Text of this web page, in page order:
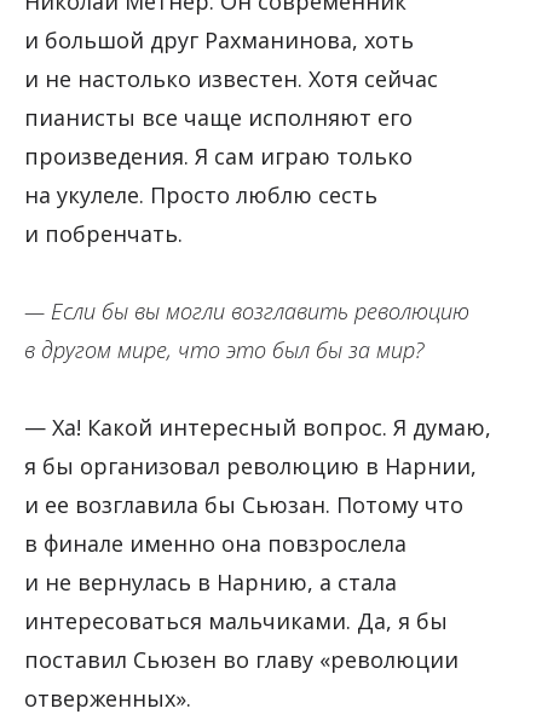
и большой друг Рахманинова, хоть
и не настолько известен. Хотя сейчас
пианисты все чаще исполняют его
произведения. Я сам играю только
на укулеле. Просто люблю сесть
и побренчать.
— Если бы вы могли возглавить революцию
в другом мире, что это был бы за мир?
— Ха! Какой интересный вопрос. Я думаю,
я бы организовал революцию в Нарнии,
и ее возглавила бы Сьюзан. Потому что
в финале именно она повзрослела
и не вернулась в Нарнию, а стала
интересоваться мальчиками. Да, я бы
поставил Сьюзен во главу «революции
отверженных».